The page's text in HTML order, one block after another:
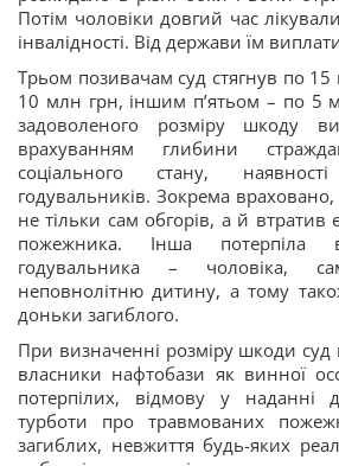
Потім чоловіки довгий час
інвалідності. Від держави їм
Трьом позивачам суд стягнув по
10 млн грн, іншим п’ятьом – по 5
задоволеного розміру шкоду
врахуванням глибини
соціального стану,
годувальників. Зокрема
не тільки сам обгорів, а й втратив
пожежника. Інша потерпіла
годувальника – чоловіка,
неповнолітню дитину, а тому
доньки загиблого.
При визначенні розміру шкоди суд
власники нафтобази як винної
потерпілих, відмову у наданні
турботи про травмованих
загиблих, невжиття будь-яких